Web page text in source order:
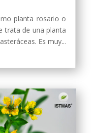
planta rosario o
trata de una planta
Es muy...